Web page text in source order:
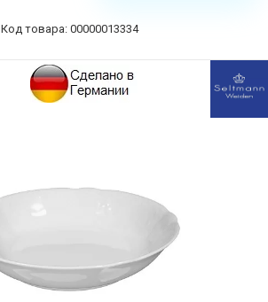
Код товара: 00000013334